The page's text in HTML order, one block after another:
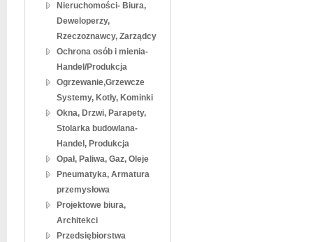
Nieruchomości- Biura,
Deweloperzy,
Rzeczoznawcy, Zarządcy
Ochrona osób i mienia-
Handel/Produkcja
Ogrzewanie,Grzewcze
Systemy, Kotły, Kominki
Okna, Drzwi, Parapety,
Stolarka budowlana-
Handel, Produkcja
Opał, Paliwa, Gaz, Oleje
Pneumatyka, Armatura
przemysłowa
Projektowe biura,
Architekci
Przedsiębiorstwa